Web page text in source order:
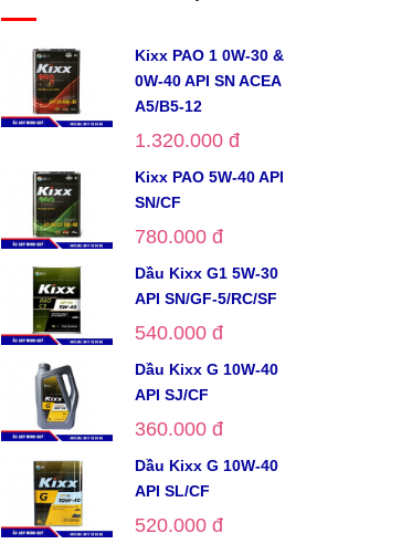
Kixx PAO 1 0W-30 &
0W-40 API SN ACEA
A5/B5-12
1.320.000 đ
Kixx PAO 5W-40 API
SN/CF
780.000 đ
Dầu Kixx G1 5W-30
API SN/GF-5/RC/SF
540.000 đ
Dầu Kixx G 10W-40
API SJ/CF
360.000 đ
Dầu Kixx G 10W-40
API SL/CF
520.000 đ